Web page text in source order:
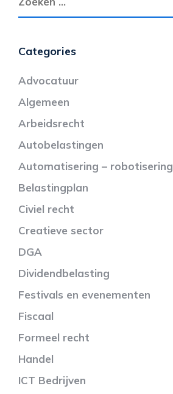
Categories
Advocatuur
Algemeen
Arbeidsrecht
Autobelastingen
Automatisering – robotisering
Belastingplan
Civiel recht
Creatieve sector
DGA
Dividendbelasting
Festivals en evenementen
Fiscaal
Formeel recht
Handel
ICT Bedrijven